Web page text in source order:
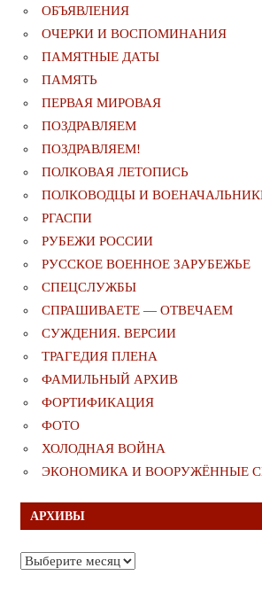
ОБЪЯВЛЕНИЯ
ОЧЕРКИ И ВОСПОМИНАНИЯ
ПАМЯТНЫЕ ДАТЫ
ПАМЯТЬ
ПЕРВАЯ МИРОВАЯ
ПОЗДРАВЛЯЕМ
ПОЗДРАВЛЯЕМ!
ПОЛКОВАЯ ЛЕТОПИСЬ
ПОЛКОВОДЦЫ И
РГАСПИ
РУБЕЖИ РОССИИ
РУССКОЕ ВОЕННОЕ ЗАРУБЕЖЬЕ
СПЕЦСЛУЖБЫ
СПРАШИВАЕТЕ — ОТВЕЧАЕМ
СУЖДЕНИЯ. ВЕРСИИ
ТРАГЕДИЯ ПЛЕНА
ФАМИЛЬНЫЙ АРХИВ
ФОРТИФИКАЦИЯ
ФОТО
ХОЛОДНАЯ ВОЙНА
ЭКОНОМИКА И ВООРУЖЁННЫЕ
АРХИВЫ
Архивы